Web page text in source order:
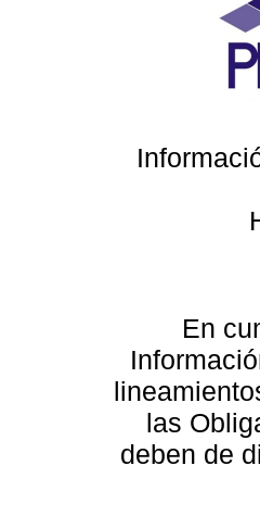
En
las
deben de